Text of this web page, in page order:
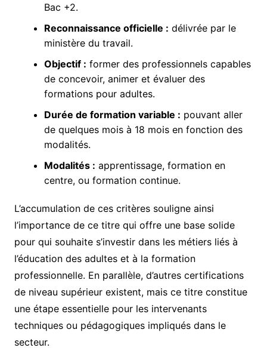
Bac +2.
Reconnaissance officielle : délivrée par le
ministère du travail.
Objectif : former des professionnels capables
de concevoir, animer et évaluer des
formations pour adultes.
Durée de formation variable : pouvant aller
de quelques mois à 18 mois en fonction des
modalités.
Modalités : apprentissage, formation en
centre, ou formation continue.
L’accumulation de ces critères souligne ainsi
l’importance de ce titre qui offre une base solide
pour qui souhaite s’investir dans les métiers liés à
l’éducation des adultes et à la formation
professionnelle. En parallèle, d’autres certifications
de niveau supérieur existent, mais ce titre constitue
une étape essentielle pour les intervenants
techniques ou pédagogiques impliqués dans le
secteur.